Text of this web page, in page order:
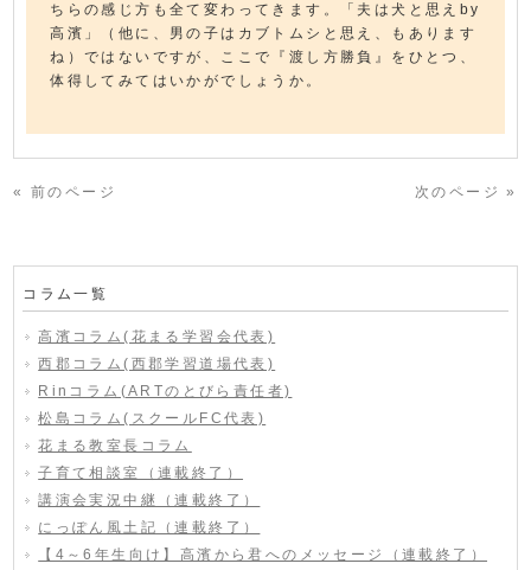
ちらの感じ方も全て変わってきます。「夫は犬と思えby
高濱」（他に、男の子はカブトムシと思え、もあります
ね）ではないですが、ここで『渡し方勝負』をひとつ、
体得してみてはいかがでしょうか。
« 前のページ 次のページ »
コラム一覧
高濱コラム(花まる学習会代表)
西郡コラム(西郡学習道場代表)
Rinコラム(ARTのとびら責任者)
松島コラム(スクールFC代表)
花まる教室長コラム
子育て相談室（連載終了）
講演会実況中継（連載終了）
にっぽん風土記（連載終了）
【4～6年生向け】高濱から君へのメッセージ（連載終了）